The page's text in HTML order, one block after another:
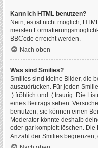
Kann ich HTML benutzen?
Nein, es ist nicht möglich,
meisten
BBCode erreicht werden.
Nach oben
Was sind Smilies?
Smilies sind kleine Bilder, die
auszudrücken. Für jeden
:) fröhlich und :( traurig. Die
eines Beitrags sehen.
benutzen, sie können einen
Moderator könnte deshalb
oder gar komplett löschen.
Anzahl der Smilies